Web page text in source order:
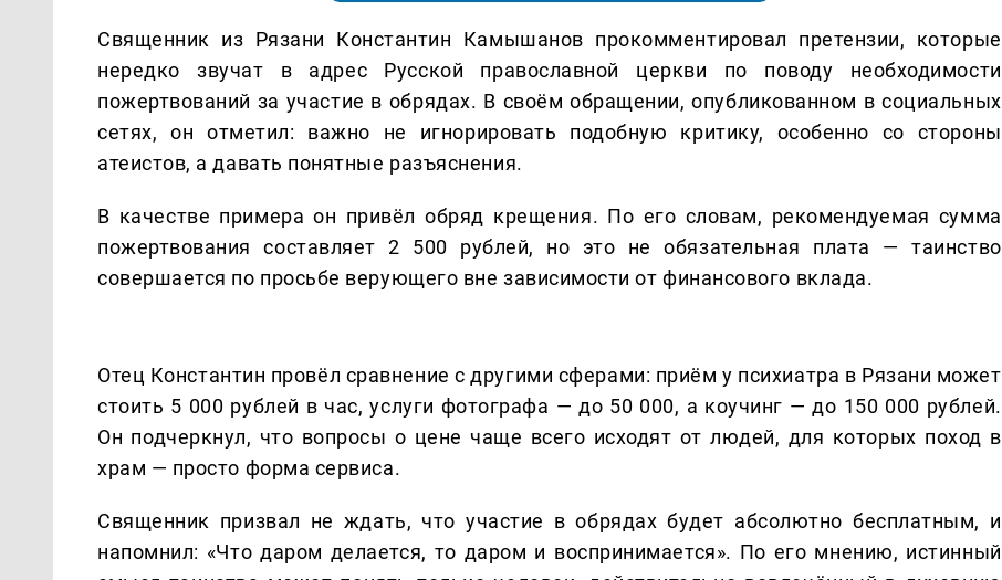
Священник из Рязани Константин Камышанов прокомментировал претензии, которые
нередко звучат в адрес Русской православной церкви по поводу необходимости
пожертвований за участие в обрядах. В своём обращении, опубликованном в социальных
сетях, он отметил: важно не игнорировать подобную критику, особенно со стороны
атеистов, а давать понятные разъяснения.
В качестве примера он привёл обряд крещения. По его словам, рекомендуемая сумма
пожертвования составляет 2 500 рублей, но это не обязательная плата — таинство
совершается по просьбе верующего вне зависимости от финансового вклада.
Отец Константин провёл сравнение с другими сферами: приём у психиатра в Рязани может
стоить 5 000 рублей в час, услуги фотографа — до 50 000, а коучинг — до 150 000 рублей.
Он подчеркнул, что вопросы о цене чаще всего исходят от людей, для которых поход в
храм — просто форма сервиса.
Священник призвал не ждать, что участие в обрядах будет абсолютно бесплатным, и
напомнил: «Что даром делается, то даром и воспринимается». По его мнению, истинный